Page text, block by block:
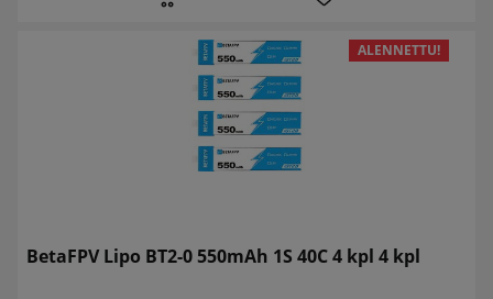
ALENNETTU!
BetaFPV Lipo BT2-0 550mAh 1S 40C 4 kpl 4 kpl